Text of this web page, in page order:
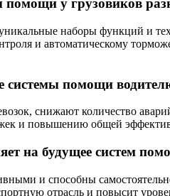
у грузовиков
наборы функций и
и автоматическому
помощи
снижают количество
и повышению общей
на будущее систем
и способны
отрасль и повысит